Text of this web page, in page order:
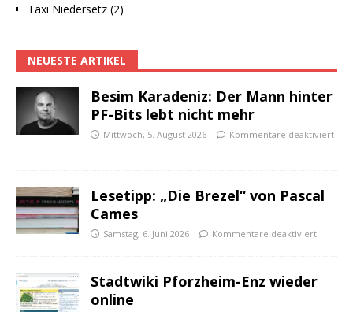
Taxi Niedersetz (2)
NEUESTE ARTIKEL
Besim Karadeniz: Der Mann hinter
PF-Bits lebt nicht mehr
Mittwoch, 5. August 2026 Kommentare deaktiviert
Lesetipp: „Die Brezel“ von Pascal
Cames
Samstag, 6. Juni 2026 Kommentare deaktiviert
Stadtwiki Pforzheim-Enz wieder
online